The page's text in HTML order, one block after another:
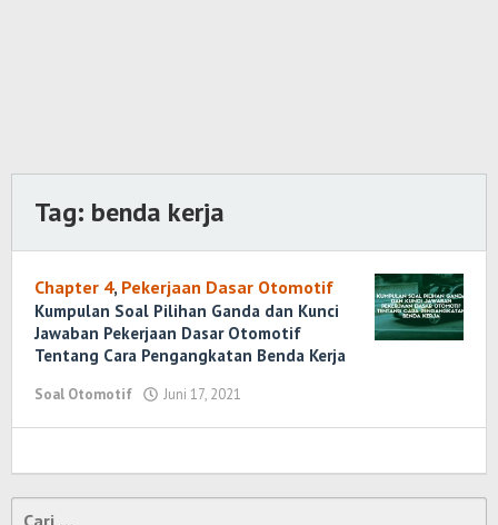
Tag: benda kerja
Chapter 4, Pekerjaan Dasar Otomotif
Kumpulan Soal Pilihan Ganda dan Kunci
Jawaban Pekerjaan Dasar Otomotif
Tentang Cara Pengangkatan Benda Kerja
Soal Otomotif Juni 17, 2021
Cari